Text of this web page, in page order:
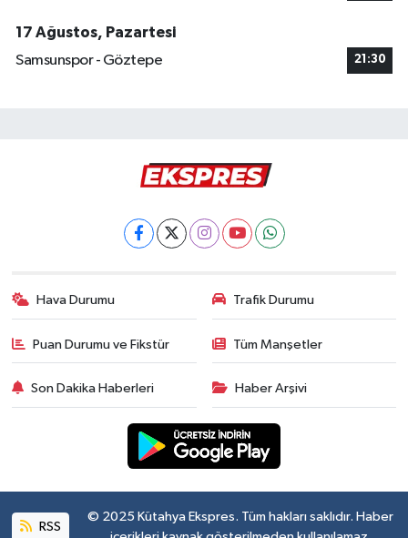
17 Ağustos, Pazartesi
Samsunspor - Göztepe
21:30
Hava Durumu Trafik Durumu
Puan Durumu ve Fikstür Tüm Manşetler
Son Dakika Haberleri Haber Arşivi
RSS
© 2025 Kütahya Ekspres. Tüm hakları saklıdır. Haber